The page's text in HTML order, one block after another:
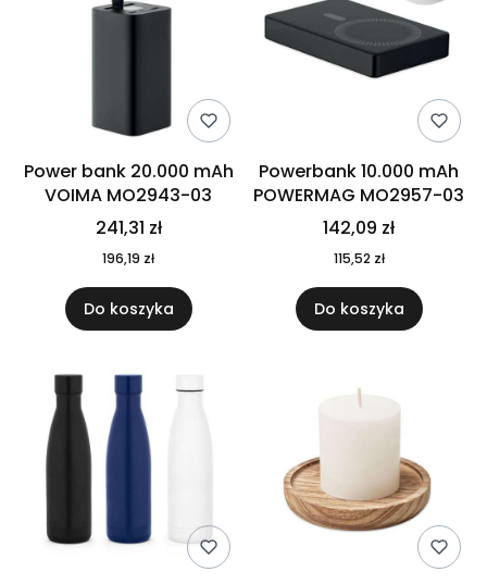
Power bank 20.000 mAh
VOIMA MO2943-03
241,31 zł
196,19 zł
Do koszyka
Powerbank 10.000 mAh
POWERMAG MO2957-03
142,09 zł
115,52 zł
Do koszyka